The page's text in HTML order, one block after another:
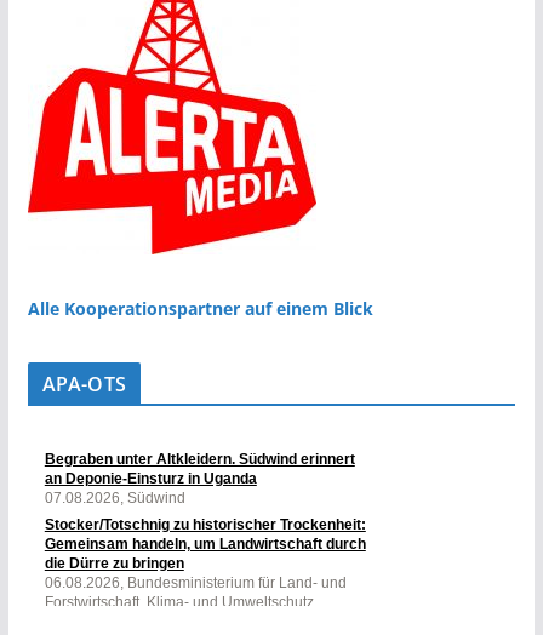
Alle Kooperationspartner auf einem Blick
APA-OTS